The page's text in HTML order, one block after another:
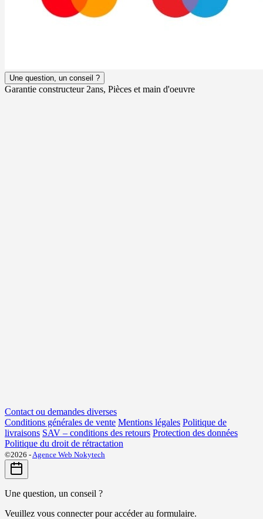
Une question, un conseil ?
Garantie constructeur 2ans, Pièces et main d'oeuvre
Contact ou demandes diverses
Conditions générales de vente Mentions légales Politique de
livraisons SAV – conditions des retours Protection des données
Politique du droit de rétractation
©2026 -Agence Web Nokytech
Une question, un conseil ?
Veuillez vous connecter pour accéder au formulaire.